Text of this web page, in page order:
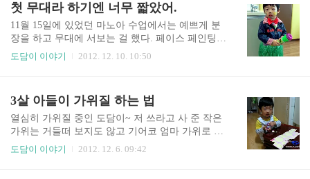
카트 안에서 울며 몸부림 치는 아들덕에 부랴부랴..
삼촌 집에 들어서자 또 주방에 관심을 보였다. 그리
곤 주전자를 달라고... ㅋㅋㅋ 외삼촌이 군대 생활
을 하느라고 몇번 보지도 못해서 낯을 가릴 줄 알았
는데 생각보다 도담이가 삼촌을 잘 따랐다. 설마 주
전자 때문이었을까? ^^;; 남동생이 점심을 사줘서
담인 외삼촌의 주전자로 심심함을 달랬다. 밥 먹을
때 도담이가 얌전히 있..
첫 무대라 하기엔 너무 짧았어.
11월 15일에 있었던 마노아 수업에서는 예쁘게 분
장을 하고 무대에 서보는 걸 했다. 페이스 페인팅으
로 얼굴에 그림을 그리고 빨간 나비 넥타이에 치마
춤추는 연습에선 멀뚱멀뚱 서있기만 했다. 엄마, 아
빠를 닮아서일까? 도담이는 율동하는 걸 참 싫어하
는 것 같다. 연습이 끝나고 포토존으로 만든 무대에
선 아이들... ㅋㅋ 엄마들은 아이들이 노래 부르고
춤을 추는 모습을 카메라에 담기 바빴지만 정말 무
도담이 이야기 2012. 12. 10. 10:50
3살 아들이 가위질 하는 법
열심히 가위질 중인 도담이~ 저 쓰라고 사 준 작은
가위는 거들떠 보지도 않고 기어코 엄마 가위로 힘
겨운 가위질을 하겠다고 고집을 부렸다. 어느정도
도담이 이야기 2012. 12. 6. 09:42